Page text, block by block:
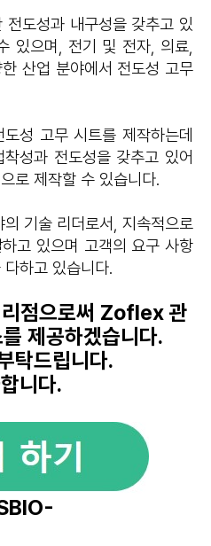
도성과 내구성을 갖추고 있
있으며, 전기 및 전자, 의료,
산업 분야에서 전도성 고무
성 고무 시트를 제작하는데
성과 전도성을 갖추고 있어
로 제작할 수 있습니다.
기술 리더로서, 지속적으로
고 있으며 고객의 요구 사항
하고 있습니다.
점으로써 Zoflex 관
제공하겠습니다.
탁드립니다.
니다.